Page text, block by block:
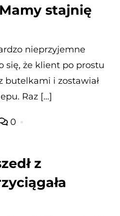
stajnię
nieprzyjemne
się, że klient po prostu
butelkami i zostawiał
Raz […]
0
z